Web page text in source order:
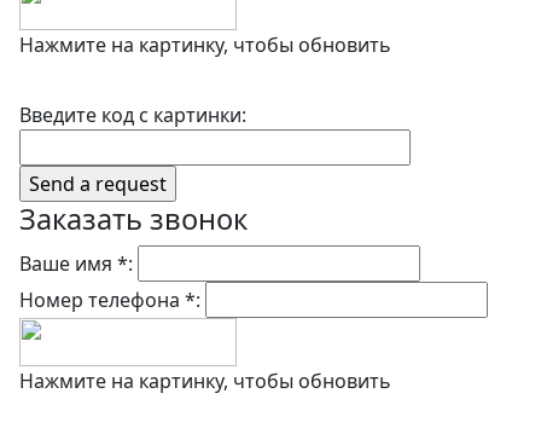
Нажмите на картинку, чтобы обновить
Введите код с картинки:
Заказать звонок
Ваше имя *:
Номер телефона *:
Нажмите на картинку, чтобы обновить